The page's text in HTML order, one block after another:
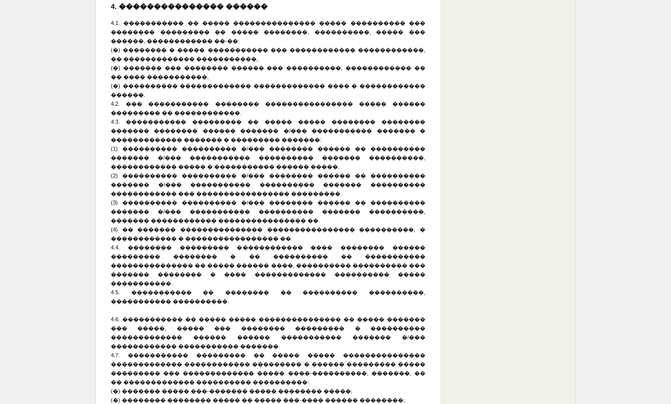
4. ��������������� ������
4.1. ����������� �� ����� ��������������� ����� ���������� ���
�������� ��������� �� ����� ��������, ����������, ����� ���
������, ������������ ��-��:
(�) �������� � ����� ����������� ��� ������������ ������������,
�� ������������� �����������,
(�) ������� ��� �������� ������ ��� ����������, ������������ ��
�� ���� �����������,
(�) ���������� ������������� ������������� ���� � ������������
������.
4.2. ��� ����������� �������� ���������������� ����� ������
��������� �� ������������.
4.3. ����������� ��������� �� ����� ����� �������� ��������
������� �������� ������ ������� �/��� ����������� ������� �
������������� ������� � ��������� �������:
(1) ���������� ���������� �/��� �������� ������ �� ����������
������� �/��� ����������� ���������� ������� ����������,
������������ ����� � ����������� ������ �����.
(2) ���������� ���������� �/��� �������� ������ �� ����������
������� �/��� ����������� ���������� ������� ����������
������������ ��� ����������������� ���������.
(3) ���������� ���������� �/��� �������� ������ �� ����������
������� �/��� ����������� ���������� ������� ����������,
������� ������������ ���������������� ��.
(4) �� ������� ��������������� ���������������� ����������, �
������������ � ����������������� ��.
4.4. �������� ��������� ������������ ���� �������� ������
��������� �������� � �� ���������� �� �����������
��������������� �� ����� ������ ����, ���������� ���������� ���
������� �������� � ���� ������������� ���������� �����
�����������.
4.5. ����������� �� �������� �� ���������� ����������,
����������� ����������.
4.6. ����������� �� ����� ����� ��������������� �� ����� �������
��� �����, ����� ��� �������� ��������� � ����������
������������� ������ ������ ����������� ������� �/���
������������ ����������� �������.
4.7. ����������� ��������� �� ����� ����� ���������������
������������� ������������ ��������� � ������ ��������� �����
��������� ��� ������������� ����� ����-����������, �������, ��
�� ������������� ���������� ����������:
(�) ������� ����� ���-������� ����� �������� �����;
(�) �������� �������� ����� �� ����� ���-���� ������ ��������;